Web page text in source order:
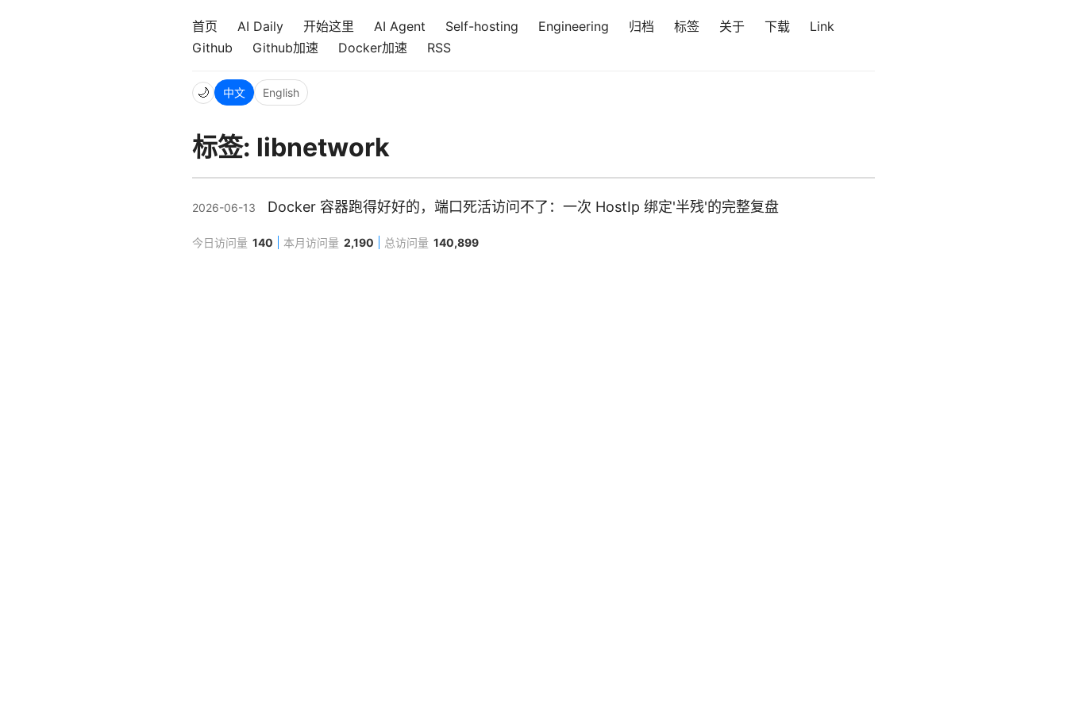
首页 AI Daily 开始这里 AI Agent Self-hosting Engineering 归档 标签 关于 下载
Link
Github
Github加速 Docker加速 RSS
🌙 中文 English
标签: libnetwork
2026-06-13 Docker 容器跑得好好的，端口死活访问不了：一次 HostIp 绑定'半残'的完整复盘
今日访问量 140 本月访问量 2,190 总访问量 140,899